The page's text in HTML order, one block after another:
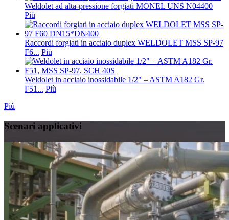
Weldolet ad alta-pressione forgiati MONEL UNS N04400
Più
Raccordi forgiati in acciaio duplex WELDOLET MSS SP-97
F6... Più
Weldolet in acciaio inossidabile 1/2" – ASTM A182 Gr.
F51... Più
Più
Scenari applicativi